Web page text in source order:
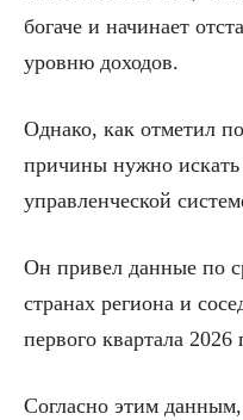
богаче и начинает
уровню доходов.
Однако, как отметил
причины нужно
управленческой
Он привел данные по
странах региона и
первого квартала 2026
Согласно этим данным,